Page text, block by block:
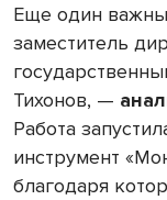
Еще один
заместитель
Тихонов, —
Работа
инструмент
благодаря